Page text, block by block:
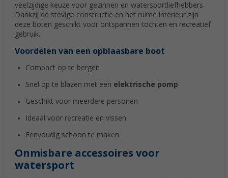
veelzijdige keuze voor gezinnen en watersportliefhebbers.
Dankzij de stevige constructie en het ruime interieur zijn
deze boten geschikt voor ontspannen tochten en recreatief
gebruik.
Voordelen van een opblaasbare boot
Compact op te bergen
Snel op te blazen met een elektrische pomp
Geschikt voor meerdere personen
Ideaal voor recreatie en vissen
Eenvoudig schoon te maken
Onmisbare accessoires voor
watersport